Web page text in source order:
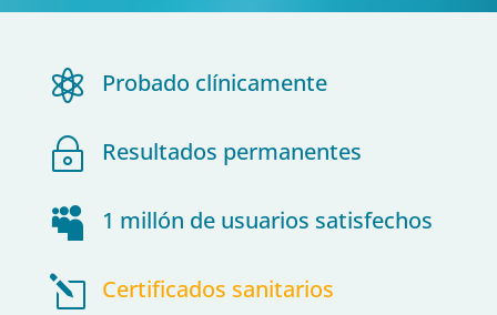
 Probado clínicamente
~ Resultados permanentes
 1 millón de usuarios satisfechos
l Certificados sanitarios